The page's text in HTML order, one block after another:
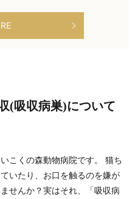
(吸収病巣)について
こくの森動物病院です。 猫ち
いたり、お口を触るのを嫌が
せんか？実はそれ、「吸収病